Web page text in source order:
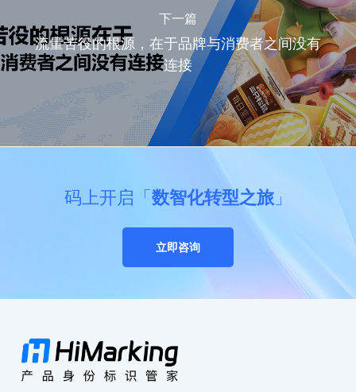
下一篇
流量苦役的根源，在于品牌与消费者之间没有
连接
码上开启「 数智化转型之旅」
立即咨询